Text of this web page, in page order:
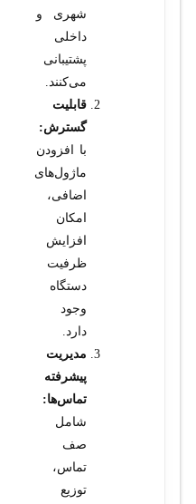
شهری و
داخلی
پشتیبانی
می‌کنند.
قابلیت
گسترش:
با افزودن
ماژول‌های
اضافی،
امکان
افزایش
ظرفیت
دستگاه
وجود
دارد.
مدیریت
پیشرفته
تماس‌ها:
شامل
صف
تماس،
توزیع